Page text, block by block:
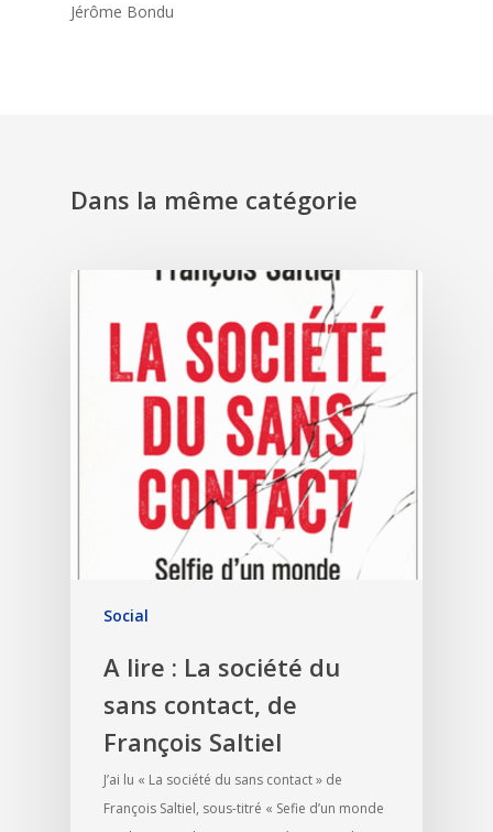
Jérôme Bondu
Dans la même catégorie
Social
A lire : La société du
sans contact, de
François Saltiel
J’ai lu « La société du sans contact » de
François Saltiel, sous-titré « Sefie d’un monde